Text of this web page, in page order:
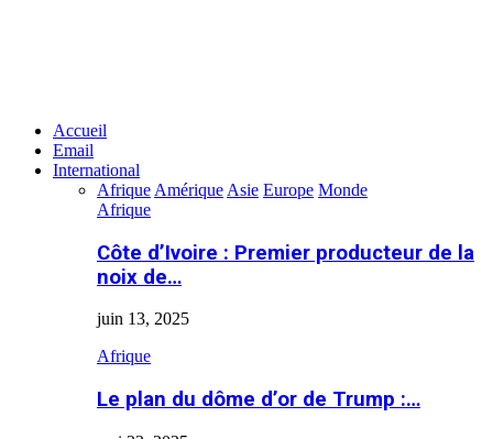
Accueil
Email
International
Afrique Amérique Asie Europe Monde
Afrique
Côte d’Ivoire : Premier producteur de la
noix de…
juin 13, 2025
Afrique
Le plan du dôme d’or de Trump :…